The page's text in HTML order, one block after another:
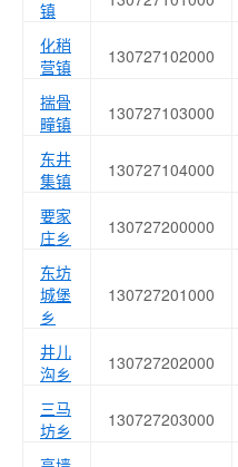
镇
化稍
营镇
130727102000
揣骨
疃镇
130727103000
东井
集镇
130727104000
要家
庄乡
130727200000
东坊
城堡
乡
130727201000
井儿
沟乡
130727202000
三马
坊乡
130727203000